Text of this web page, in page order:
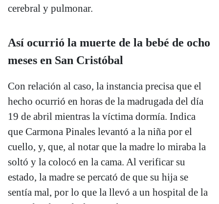
cerebral y pulmonar.
Así ocurrió la muerte de la bebé de ocho
meses en San Cristóbal
Con relación al caso, la instancia precisa que el
hecho ocurrió en horas de la madrugada del día
19 de abril mientras la víctima dormía. Indica
que Carmona Pinales levantó a la niña por el
cuello, y, que, al notar que la madre lo miraba la
soltó y la colocó en la cama. Al verificar su
estado, la madre se percató de que su hija se
sentía mal, por lo que la llevó a un hospital de la